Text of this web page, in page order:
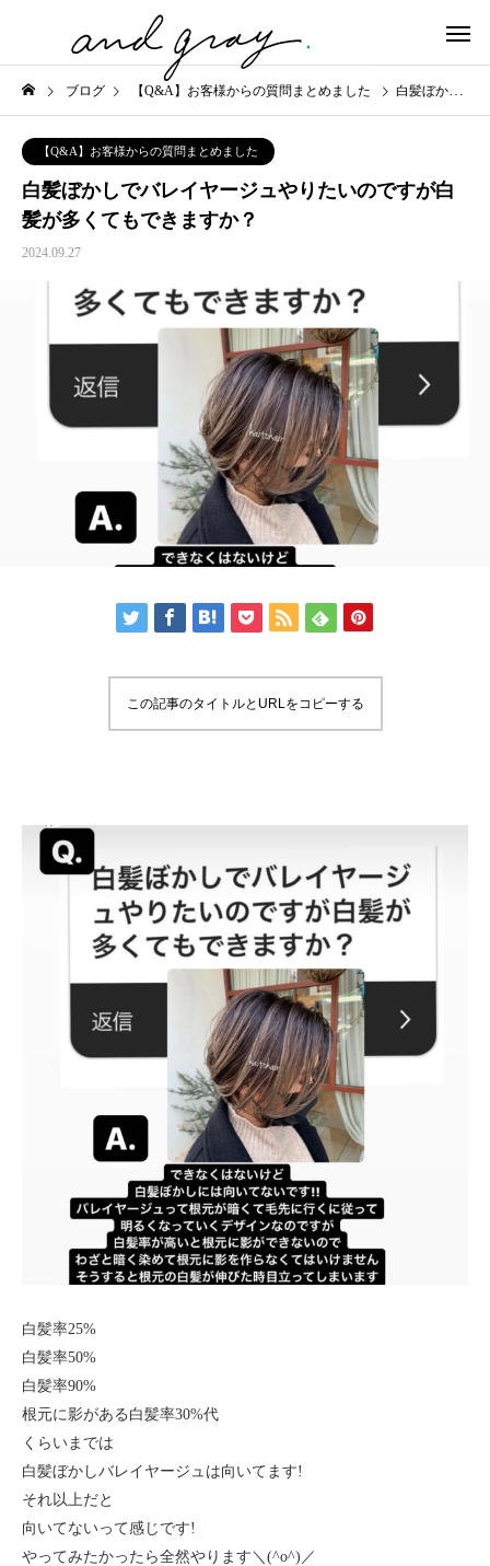
ブログ 【Q&A】お客様からの質問まとめました 白髪ぼかしでバレイヤージュやりたいのですが白髪が多くてもできますか？
【Q&A】お客様からの質問まとめました
白髪ぼかしでバレイヤージュやりたいのですが白
髪が多くてもできますか？
2024.09.27
この記事のタイトルとURLをコピーする
白髪率25%
白髪率50%
白髪率90%
根元に影がある白髪率30%代
くらいまでは
白髪ぼかしバレイヤージュは向いてます!
それ以上だと
向いてないって感じです!
やってみたかったら全然やります＼(^o^)／